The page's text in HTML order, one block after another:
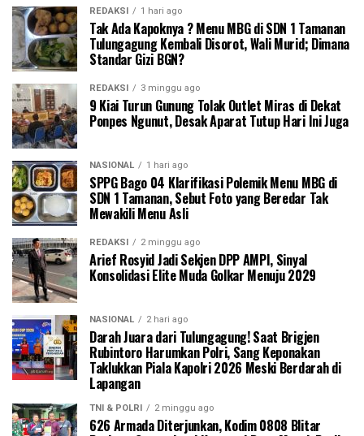
REDAKSI 1 hari ago
Tak Ada Kapoknya ? Menu MBG di SDN 1 Tamanan
Tulungagung Kembali Disorot, Wali Murid; Dimana
Standar Gizi BGN?
REDAKSI 3 minggu ago
9 Kiai Turun Gunung Tolak Outlet Miras di Dekat
Ponpes Ngunut, Desak Aparat Tutup Hari Ini Juga
NASIONAL 1 hari ago
SPPG Bago 04 Klarifikasi Polemik Menu MBG di
SDN 1 Tamanan, Sebut Foto yang Beredar Tak
Mewakili Menu Asli
REDAKSI 2 minggu ago
Arief Rosyid Jadi Sekjen DPP AMPI, Sinyal
Konsolidasi Elite Muda Golkar Menuju 2029
NASIONAL 2 hari ago
Darah Juara dari Tulungagung! Saat Brigjen
Rubintoro Harumkan Polri, Sang Keponakan
Taklukkan Piala Kapolri 2026 Meski Berdarah di
Lapangan
TNI & POLRI 2 minggu ago
626 Armada Diterjunkan, Kodim 0808 Blitar